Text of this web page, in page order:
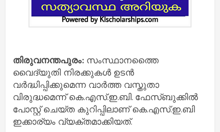
തിരുവനന്തപുരം: സംസ്ഥാനത്തെെ
വൈദ്യുതി നിരക്കുകൾ ഉടൻ
വർദ്ധിപ്പിക്കുമെന്ന വാർത്ത വസ്തുതാ
വിരുദ്ധമെന്ന് കെ.എസ്.ഇ.ബി. ഫേസ്ബുക്കിൽ
പോസ്റ്റ് ചെയ്ത കുറിപ്പിലാണ് കെ.എസ്.ഇ.ബി
ഇക്കാര്യം വ്യക്തമാക്കിയത്.